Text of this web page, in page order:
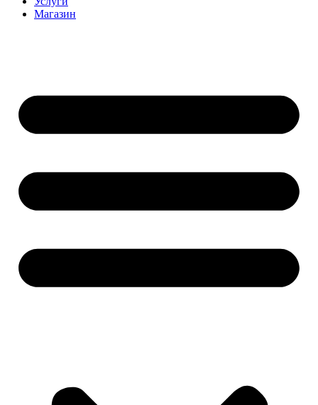
Магазин